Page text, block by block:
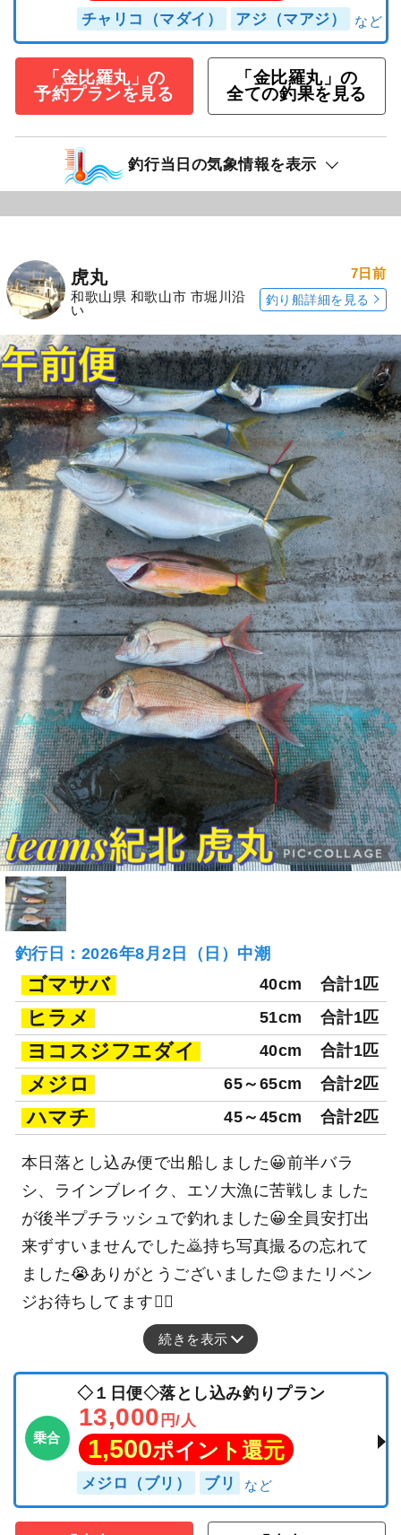
チャリコ（マダイ） アジ（マアジ）
「金比羅丸」の
予約プランを見る
「金比羅丸」の
全ての釣果を見る
釣行当日の気象情報を表示
虎丸
和歌山県 和歌山市 市堀川沿
い
7日前
釣り船詳細を見る
釣行日：2026年8月2日（日）中潮
ゴマサバ 40cm 合計1匹
ヒラメ 51cm 合計1匹
ヨコスジフエダイ 40cm 合計1匹
メジロ 65～65cm 合計2匹
ハマチ 45～45cm 合計2匹
本日落とし込み便で出船しました😀前半バラ
シ、ラインブレイク、エソ大漁に苦戦しました
が後半プチラッシュで釣れました😀全員安打出
来ずすいませんでした🙇持ち写真撮るの忘れて
ました😭ありがとうございました😊またリベン
ジお待ちしてます🙇‍♂️
続きを表示
乗合
◇１日便◇落とし込み釣りプラン
13,000 円/人
1,500ポイント還元
メジロ（ブリ） ブリ